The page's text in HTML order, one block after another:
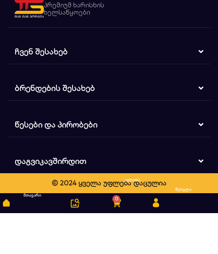
პრემიუმ ხარისხის
ხელსაწყოები
ᲩᲕᲔᲜ ᲨᲔᲡᲐᲮᲔᲑ
ᲑᲠᲔᲜᲓᲔᲑᲘᲡ ᲨᲔᲡᲐᲮᲔᲑ
ᲬᲔᲡᲔᲑᲘ ᲓᲐ ᲞᲘᲠᲝᲑᲔᲑᲘ
ᲓᲐᲒᲕᲘᲙᲐᲕᲨᲘᲠᲓᲘᲗ
© 2024 ყველა უფლება დაცულია
მთავარი
ძიება
0
კალათა
შესვლა